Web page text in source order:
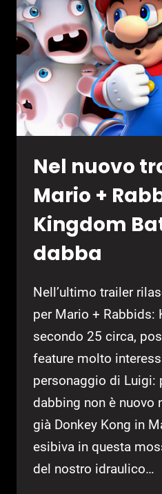
PARTE
DEL
GIOCO
Nel nuovo
Mario +
Kingdom
dabba
Nell’ultimo trailer
per Mario + Rabbids:
secondo 25 circa,
feature molto
personaggio di Luigi:
dabbing non è nuovo
già Donkey Kong in
esibiva in questa
del nostro idraulico…